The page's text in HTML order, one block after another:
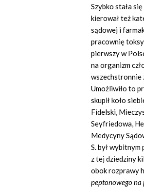
Szybko stała
kierował też
sądowej i
pracownię
pierwszy w
na organizm
wszechstronnie
Umożliwiło to
skupił koło
Fidelski,
Seyfriedowa,
Medycyny
S. był
z tej dziedziny
obok rozprawy
peptonowego na